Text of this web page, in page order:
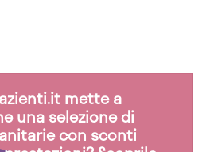
mette a
una selezione di
con sconti